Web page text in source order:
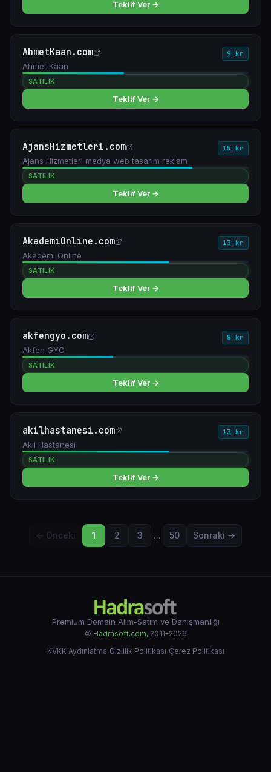
Teklif Ver →
AhmetKaan.com 9 kr
Ahmet Kaan
SATILIK
Teklif Ver →
AjansHizmetleri.com 15 kr
Ajans Hizmetleri medya web tasarım reklam
SATILIK
Teklif Ver →
AkademiOnline.com 13 kr
Akademi Online
SATILIK
Teklif Ver →
akfengyo.com 8 kr
Akfen GYO
SATILIK
Teklif Ver →
akilhastanesi.com 13 kr
Akıl Hastanesi
SATILIK
Teklif Ver →
← Önceki 1 2 3 … 50 Sonraki →
Premium Domain Alım-Satım ve Danışmanlığı
© Hadrasoft.com, 2011–2026
KVKK Aydınlatma·Gizlilik Politikası·Çerez Politikası